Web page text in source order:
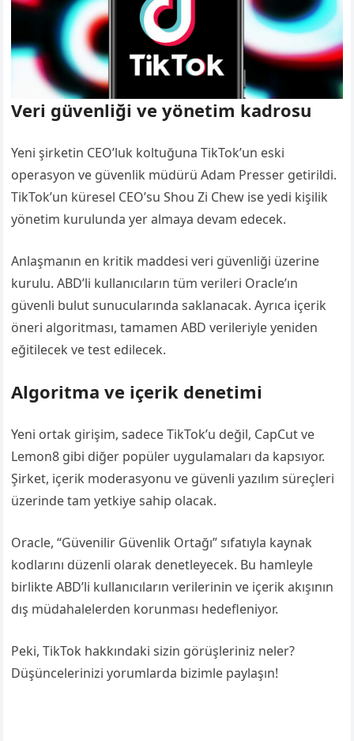
Veri güvenliği ve yönetim kadrosu
Yeni şirketin CEO’luk koltuğuna TikTok’un eski
operasyon ve güvenlik müdürü Adam Presser getirildi.
TikTok’un küresel CEO’su Shou Zi Chew ise yedi kişilik
yönetim kurulunda yer almaya devam edecek.
Anlaşmanın en kritik maddesi veri güvenliği üzerine
kurulu. ABD’li kullanıcıların tüm verileri Oracle’ın
güvenli bulut sunucularında saklanacak. Ayrıca içerik
öneri algoritması, tamamen ABD verileriyle yeniden
eğitilecek ve test edilecek.
Algoritma ve içerik denetimi
Yeni ortak girişim, sadece TikTok’u değil, CapCut ve
Lemon8 gibi diğer popüler uygulamaları da kapsıyor.
Şirket, içerik moderasyonu ve güvenli yazılım süreçleri
üzerinde tam yetkiye sahip olacak.
Oracle, “Güvenilir Güvenlik Ortağı” sıfatıyla kaynak
kodlarını düzenli olarak denetleyecek. Bu hamleyle
birlikte ABD’li kullanıcıların verilerinin ve içerik akışının
dış müdahalelerden korunması hedefleniyor.
Peki, TikTok hakkındaki sizin görüşleriniz neler?
Düşüncelerinizi yorumlarda bizimle paylaşın!